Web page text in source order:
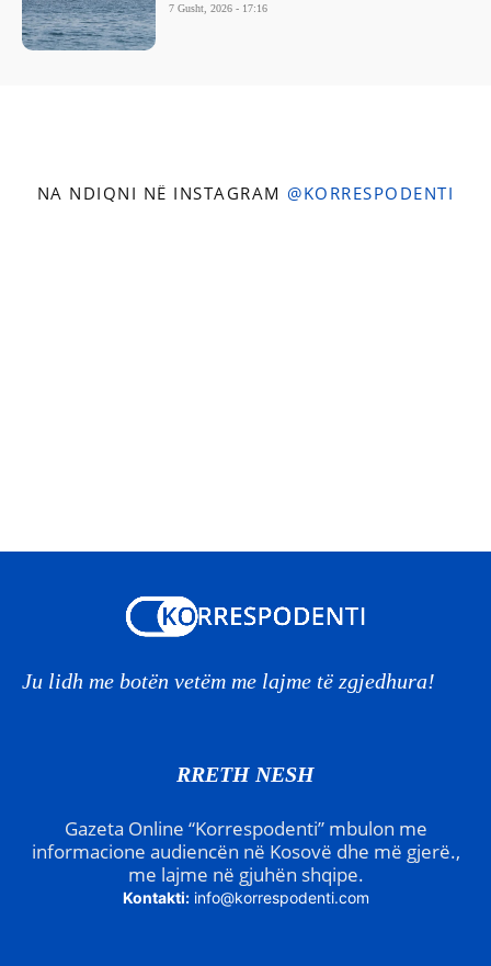
7 Gusht, 2026 - 17:16
NA NDIQNI NË INSTAGRAM @KORRESPODENTI
Ju lidh me botën vetëm me lajme të zgjedhura!
RRETH NESH
Gazeta Online “Korrespodenti” mbulon me
informacione audiencën në Kosovë dhe më gjerë.,
me lajme në gjuhën shqipe.
Kontakti: info@korrespodenti.com